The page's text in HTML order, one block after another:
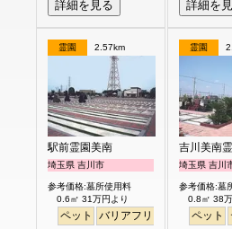
詳細を見る 詳細を
霊園 2.57km
駅前霊園美南
埼玉県 吉川市
参考価格:墓所使用料
0.6㎡ 31万円より
ペット バリアフリー 駅から徒歩
霊園
吉川美南
埼玉県 吉川
参考価格:墓
0.8㎡ 38
ペット